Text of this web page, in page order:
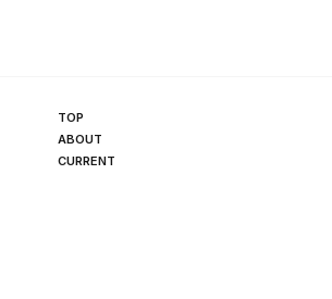
TOP
ABOUT
CURRENT